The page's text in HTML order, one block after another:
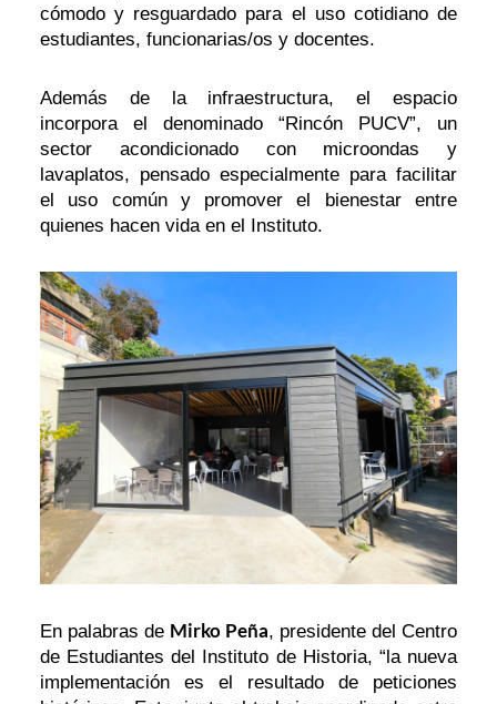
cómodo y resguardado para el uso cotidiano de
estudiantes, funcionarias/os y docentes.
Además de la infraestructura, el espacio
incorpora el denominado “Rincón PUCV”, un
sector acondicionado con microondas y
lavaplatos, pensado especialmente para facilitar
el uso común y promover el bienestar entre
quienes hacen vida en el Instituto.
En palabras de Mirko Peña, presidente del Centro
de Estudiantes del Instituto de Historia, “la nueva
implementación es el resultado de peticiones